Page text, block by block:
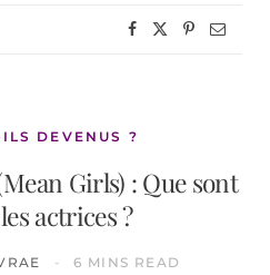
DEVENUS ?
Girls) : Que sont
actrices ?
6 MINS READ